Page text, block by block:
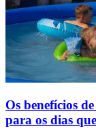
Os benefícios
para os dias